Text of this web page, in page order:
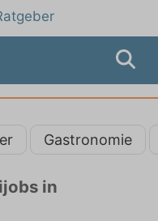
Gastronomie
in